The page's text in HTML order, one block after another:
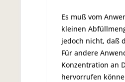
Es muß vom
kleinen
jedoch nicht, daß
Für andere
Konzentration an
hervorrufen